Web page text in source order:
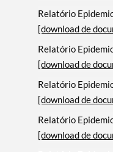
Relatório
[download de
Relatório
[download de
Relatório
[download de
Relatório
[download de